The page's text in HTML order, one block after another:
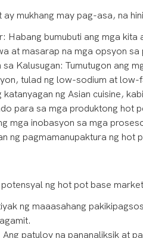
mukhang may pag-asa, na
Habang bumubuti ang mga
at masarap na mga opsyon
Kalusugan: Tumutugon ang
tulad ng low-sodium at low-
ng Asian cuisine,
para sa mga produktong hot
mga inobasyon sa mga
ng pagmamanupaktura ng hot
ng hot pot base
ng maaasahang
patuloy na pananaliksik at